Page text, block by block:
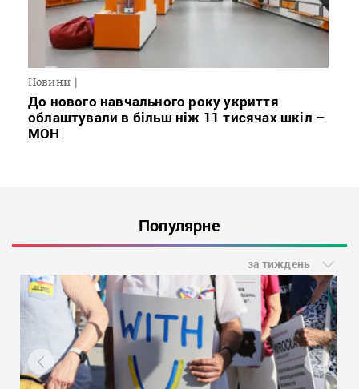
Новини
До нового навчального року укриття
облаштували в більш ніж 11 тисячах шкіл –
МОН
Популярне
за тиждень